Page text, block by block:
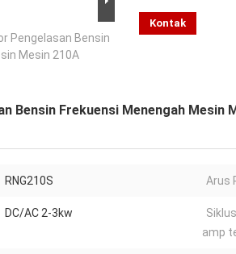
Pengelasan Bensin
Mesin 210A
Kontak
Bensin Frekuensi Menengah Mesin
RNG210S Arus
DC/AC 2-3kw
amp